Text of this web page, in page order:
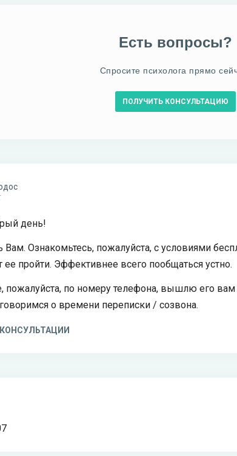
Есть вопросы?
Спросите психолога прямо
ПОЛУЧИТЬ КОНСУЛЬТАЦИЮ
день!
Вам. Ознакомьтесь, пожалуйста, с условиями
ее пройти. Эффективнее всего пообщаться устно.
пожалуйста, по номеру телефона, вышлю его
о времени переписки / созвона.